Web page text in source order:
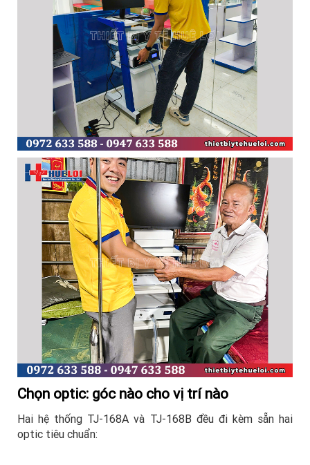
Chọn optic: góc nào cho vị trí nào
Hai hệ thống TJ-168A và TJ-168B đều đi kèm sẵn hai
optic tiêu chuẩn: